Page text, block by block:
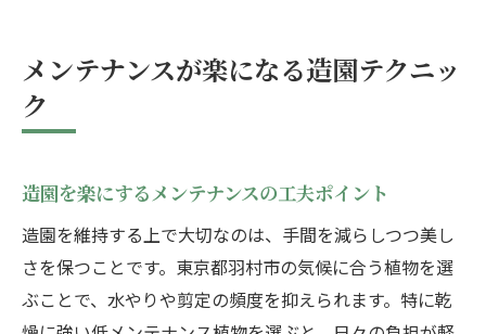
メンテナンスが楽になる造園テクニッ
ク
造園を楽にするメンテナンスの工夫ポイント
造園を維持する上で大切なのは、手間を減らしつつ美し
さを保つことです。東京都羽村市の気候に合う植物を選
ぶことで、水やりや剪定の頻度を抑えられます。特に乾